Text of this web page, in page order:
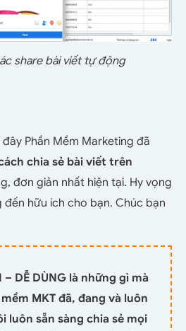
share bài viết tự động
Phần Mềm Marketing đã
chia sẻ bài viết trên
đơn giản nhất hiện tại. Hy vọng
hữu ích cho bạn. Chúc bạn
– DỄ DÙNG là những gì mà
MKT đã, đang và luôn
luôn sẵn sàng chia sẻ mọi